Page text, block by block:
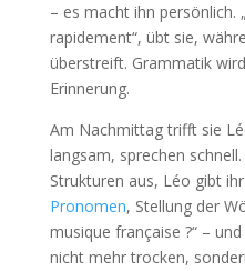
– es macht ihn persönlich.
rapidement“, übt sie,
überstreift. Grammatik
Erinnerung.
Am Nachmittag trifft sie
langsam, sprechen
Strukturen aus, Léo gibt
Pronomen, Stellung der
musique française ?“ –
nicht mehr trocken,